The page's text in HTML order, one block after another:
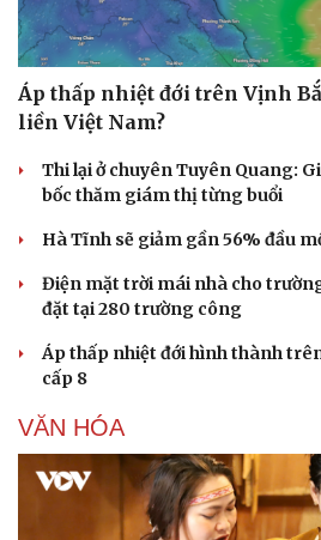
Áp thấp nhiệt đới trên Vịnh
liền Việt Nam?
Thi lại ở chuyên Tuyên Quang:
bốc thăm giám thị từng buổi
Hà Tĩnh sẽ giảm gần 56% đầu
Điện mặt trời mái nhà cho
đặt tại 280 trường công
Áp thấp nhiệt đới hình thành
cấp 8
VĂN HÓA